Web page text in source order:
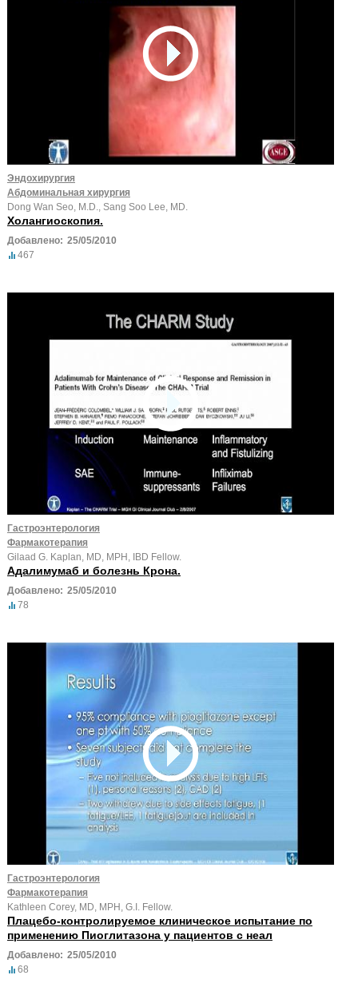
Эндохирургия
Абдоминальная хирургия
Dong Wan Seo, M.D., Sang Soo Lee, MD.
Холангиоскопия.
Добавлено: 25/05/2010
467
Гастроэнтерология
Фармакотерапия
Gilaad G. Kaplan, MD, MPH, IBD Fellow.
Адалимумаб и болезнь Крона.
Добавлено: 25/05/2010
78
Гастроэнтерология
Фармакотерапия
Kathleen Corey, MD, MPH, G.I. Fellow.
Плацебо-контролируемое клиническое испытание по
применению Пиоглитазона у пациентов с неал
Добавлено: 25/05/2010
68